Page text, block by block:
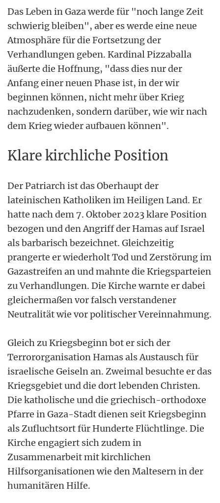
Das Leben in Gaza werde für "noch lange Zeit
schwierig bleiben", aber es werde eine neue
Atmosphäre für die Fortsetzung der
Verhandlungen geben. Kardinal Pizzaballa
äußerte die Hoffnung, "dass dies nur der
Anfang einer neuen Phase ist, in der wir
beginnen können, nicht mehr über Krieg
nachzudenken, sondern darüber, wie wir nach
dem Krieg wieder aufbauen können".
Klare kirchliche Position
Der Patriarch ist das Oberhaupt der
lateinischen Katholiken im Heiligen Land. Er
hatte nach dem 7. Oktober 2023 klare Position
bezogen und den Angriff der Hamas auf Israel
als barbarisch bezeichnet. Gleichzeitig
prangerte er wiederholt Tod und Zerstörung im
Gazastreifen an und mahnte die Kriegsparteien
zu Verhandlungen. Die Kirche warnte er dabei
gleichermaßen vor falsch verstandener
Neutralität wie vor politischer Vereinnahmung.
Gleich zu Kriegsbeginn bot er sich der
Terrororganisation Hamas als Austausch für
israelische Geiseln an. Zweimal besuchte er das
Kriegsgebiet und die dort lebenden Christen.
Die katholische und die griechisch-orthodoxe
Pfarre in Gaza-Stadt dienen seit Kriegsbeginn
als Zufluchtsort für Hunderte Flüchtlinge. Die
Kirche engagiert sich zudem in
Zusammenarbeit mit kirchlichen
Hilfsorganisationen wie den Maltesern in der
humanitären Hilfe.